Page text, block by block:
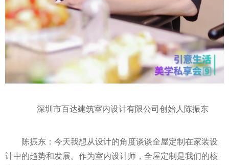
深圳市百达建筑室内设计有限公司创始人陈振东
陈振东：今天我想从设计的角度谈谈全屋定制在家装设
计中的趋势和发展。作为室内设计师，全屋定制是我们的核